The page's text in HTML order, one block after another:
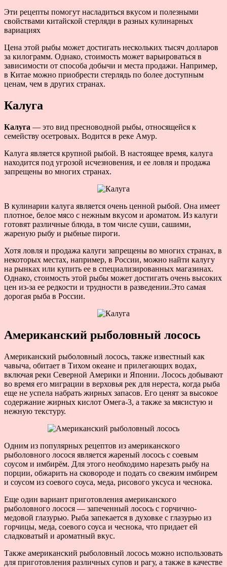
Эти рецепты помогут насладиться вкусом и полезными
свойствами китайской стерляди в разных кулинарных
вариациях
Цена этой рыбы может достигать нескольких тысяч долларов
за килограмм. Однако, стоимость может варьироваться в
зависимости от способа добычи и места продажи. Например,
в Китае можно приобрести стерлядь по более доступным
ценам, чем в других странах.
Калуга
Калуга — это вид пресноводной рыбы, относящейся к
семейству осетровых. Водится в реке Амур.
Калуга является крупной рыбой. В настоящее время, калуга
находится под угрозой исчезновения, и ее ловля и продажа
запрещены во многих странах.
В кулинарии калуга является очень ценной рыбой. Она имеет
плотное, белое мясо с нежным вкусом и ароматом. Из калуги
готовят различные блюда, в том числе суши, сашими,
жареную рыбу и рыбные пироги.
Хотя ловля и продажа калуги запрещены во многих странах, в
некоторых местах, например, в России, можно найти калугу
на рынках или купить ее в специализированных магазинах.
Однако, стоимость этой рыбы может достигать очень высоких
цен из-за ее редкости и трудности в разведении.Это самая
дорогая рыба в России.
Американский рыболовный лосось
Американский рыболовный лосось, также известный как
чавыча, обитает в Тихом океане и прилегающих водах,
включая реки Северной Америки и Японии. Лосось добывают
во время его миграции в верховья рек для нереста, когда рыба
еще не успела набрать жирных запасов. Его ценят за высокое
содержание жирных кислот Омега-3, а также за мясистую и
нежную текстуру.
Одним из популярных рецептов из американского
рыболовного лосося является жареный лосось с соевым
соусом и имбирём. Для этого необходимо нарезать рыбу на
порции, обжарить на сковороде и подать со свежим имбирем
и соусом из соевого соуса, меда, рисового уксуса и чеснока.
Еще один вариант приготовления американского
рыболовного лосося — запеченный лосось с горчично-
медовой глазурью. Рыба запекается в духовке с глазурью из
горчицы, меда, соевого соуса и чеснока, что придает ей
сладковатый и ароматный вкус.
Также американский рыболовный лосось можно использовать
для приготовления различных супов и рагу, а также в качестве